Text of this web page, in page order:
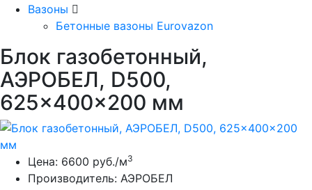
Вазоны
Бетонные вазоны Eurovazon
Блок газобетонный,
АЭРОБЕЛ, D500,
625x400x200 мм
Цена: 6600 руб./м3
Производитель: АЭРОБЕЛ